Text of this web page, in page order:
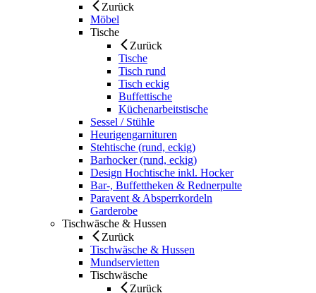
Zurück
Möbel
Tische
Zurück
Tische
Tisch rund
Tisch eckig
Buffettische
Küchenarbeitstische
Sessel / Stühle
Heurigengarnituren
Stehtische (rund, eckig)
Barhocker (rund, eckig)
Design Hochtische inkl. Hocker
Bar-, Buffettheken & Rednerpulte
Paravent & Absperrkordeln
Garderobe
Tischwäsche & Hussen
Zurück
Tischwäsche & Hussen
Mundservietten
Tischwäsche
Zurück